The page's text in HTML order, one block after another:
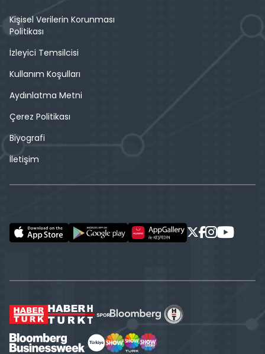
Kişisel Verilerin Korunması
Politikası
İzleyici Temsilcisi
Kullanım Koşulları
Aydınlatma Metni
Çerez Politikası
Biyografi
İletişim